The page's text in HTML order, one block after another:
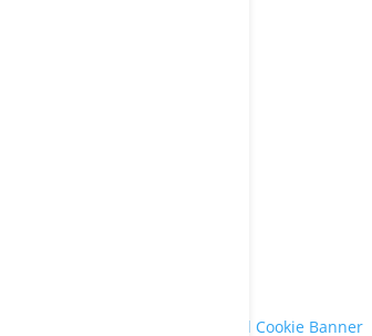
WordPress Cookie Plugin von Real Cookie Banner